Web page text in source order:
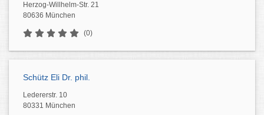
Herzog-Willhelm-Str. 21
80636 München
(0)
Schütz Eli Dr. phil.
Ledererstr. 10
80331 München